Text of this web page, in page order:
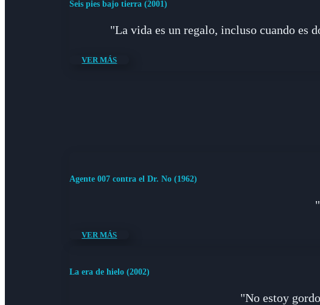
Seis pies bajo tierra (2001)
"La vida es un regalo, incluso cuando es
VER MÁS
Agente 007 contra el Dr. No (1962)
VER MÁS
La era de hielo (2002)
"No estoy